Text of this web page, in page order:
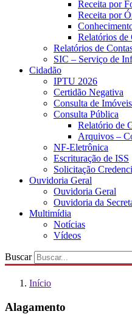
Receita por
Receita por
Relatórios de
Relatórios de
SIC – Serviço de
Cidadão
IPTU 2026
Certidão Negativa
Consulta de Imóveis
Consulta Pública
Relatório de
Arquivos –
NF-Eletrônica
Escrituração de ISS
Solicitação
Ouvidoria Geral
Ouvidoria Geral
Ouvidoria da
Multimídia
Notícias
Vídeos
Buscar
Início
Alagamento